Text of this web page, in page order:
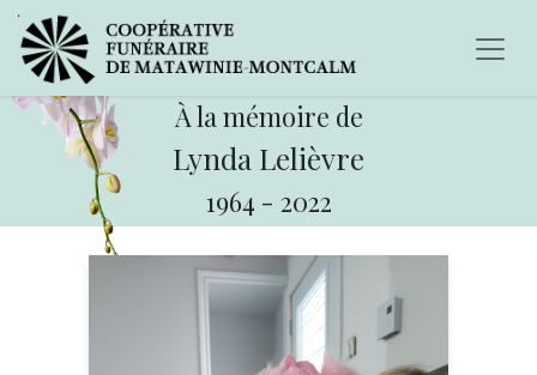
À la mémoire de
Lynda Lelièvre
1964 - 2022